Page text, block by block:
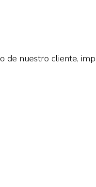
de nuestro cliente,